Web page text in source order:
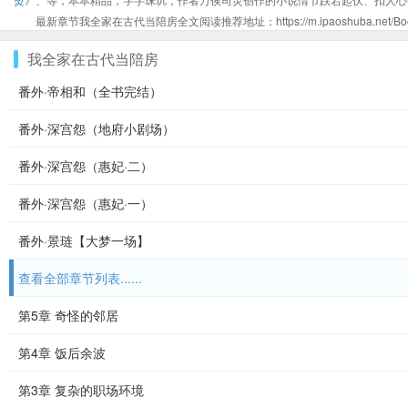
最新章节我全家在古代当陪房全文阅读推荐地址：https://m.ipaoshuba.net/
我全家在古代当陪房
番外·帝相和（全书完结）
番外·深宫怨（地府小剧场）
番外·深宫怨（惠妃·二）
番外·深宫怨（惠妃·一）
番外·景琏【大梦一场】
查看全部章节列表......
第5章 奇怪的邻居
第4章 饭后余波
第3章 复杂的职场环境